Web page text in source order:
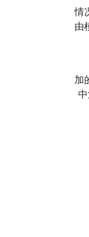
情
由
加